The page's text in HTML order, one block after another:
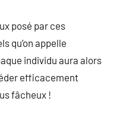
posé par ces
qu’on appelle
individu aura alors
efficacement
fâcheux !